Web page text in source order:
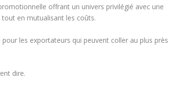
offrant un univers privilégié avec une
en mutualisant les coûts.
les exportateurs qui peuvent coller au plus près
dire.